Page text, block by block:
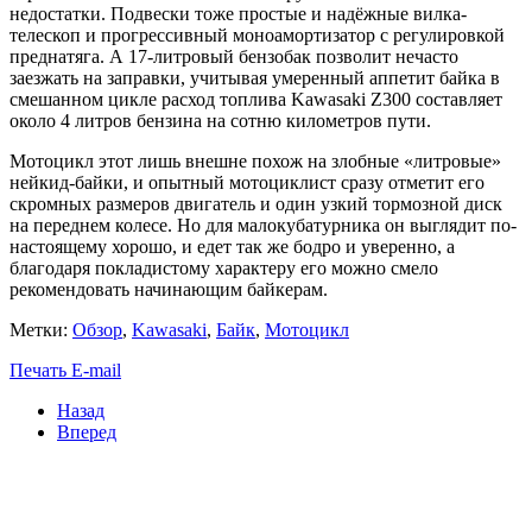
недостатки. Подвески тоже простые и надёжные вилка-
телескоп и прогрессивный моноамортизатор с регулировкой
преднатяга. А 17-литровый бензобак позволит нечасто
заезжать на заправки, учитывая умеренный аппетит байка в
смешанном цикле расход топлива Kawasaki Z300 составляет
около 4 литров бензина на сотню километров пути.
Мотоцикл этот лишь внешне похож на злобные «литровые»
нейкид-байки, и опытный мотоциклист сразу отметит его
скромных размеров двигатель и один узкий тормозной диск
на переднем колесе. Но для малокубатурника он выглядит по-
настоящему хорошо, и едет так же бодро и уверенно, а
благодаря покладистому характеру его можно смело
рекомендовать начинающим байкерам.
Метки: Обзор, Kawasaki, Байк, Мотоцикл
Печать E-mail
Назад
Вперед